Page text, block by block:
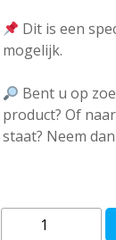
Dit is een
mogelijk.
Bent u op
product? Of
staat? Neem dan
Vaillant